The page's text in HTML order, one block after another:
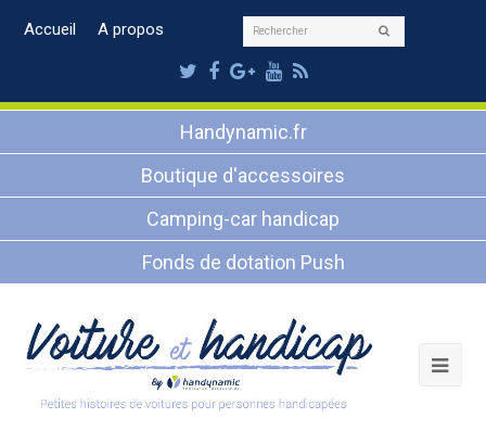
Accueil A propos Rechercher
Twitter
Facebook
Google
Plus
Youtube
RSS
Handynamic.fr
Boutique d'accessoires
Camping-car handicap
Fonds de dotation Push